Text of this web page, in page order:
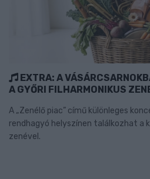
EXTRA: A
A GYŐRI FILHARMONIKUS
A „Zenélő piac” című különleges
rendhagyó helyszínen találkozhat a
zenével.